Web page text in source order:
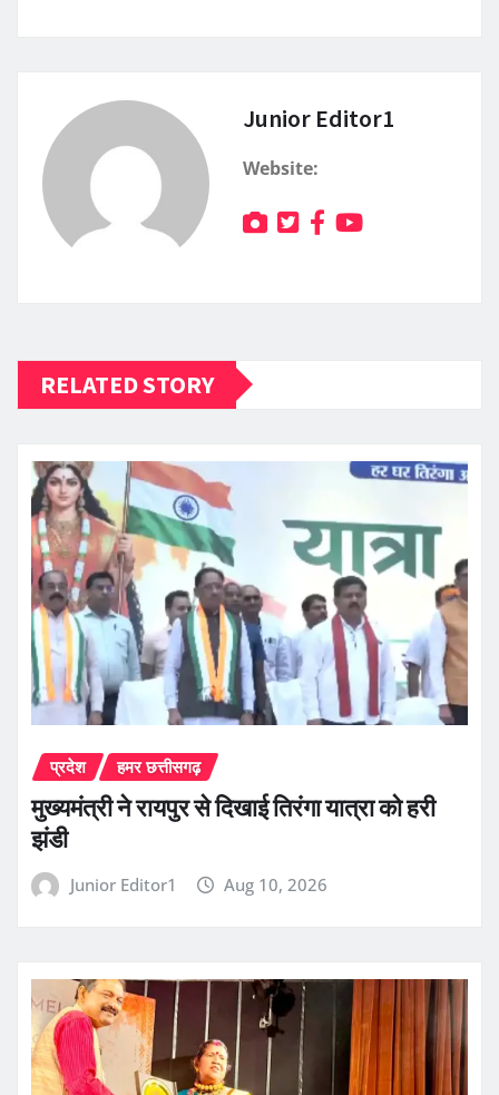
Junior Editor1
Website:
RELATED STORY
प्रदेश हमर छत्तीसगढ़
मुख्यमंत्री ने रायपुर से दिखाई तिरंगा यात्रा को हरी
झंडी
Junior Editor1 Aug 10, 2026